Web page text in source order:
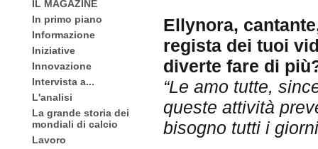
IL MAGAZINE
In primo piano
Informazione
Iniziative
Innovazione
Intervista a...
L'analisi
La grande storia dei
mondiali di calcio
Lavoro
Ellynora,
regista dei tuoi
diverte fare di
“Le amo tutte,
queste attività
bisogno tutti i